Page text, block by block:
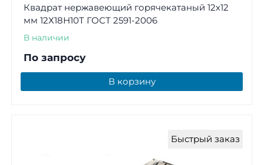
Квадрат нержавеющий горячекатаный 12х12
мм 12Х18Н10Т ГОСТ 2591-2006
В наличии
По запросу
В корзину
Быстрый заказ